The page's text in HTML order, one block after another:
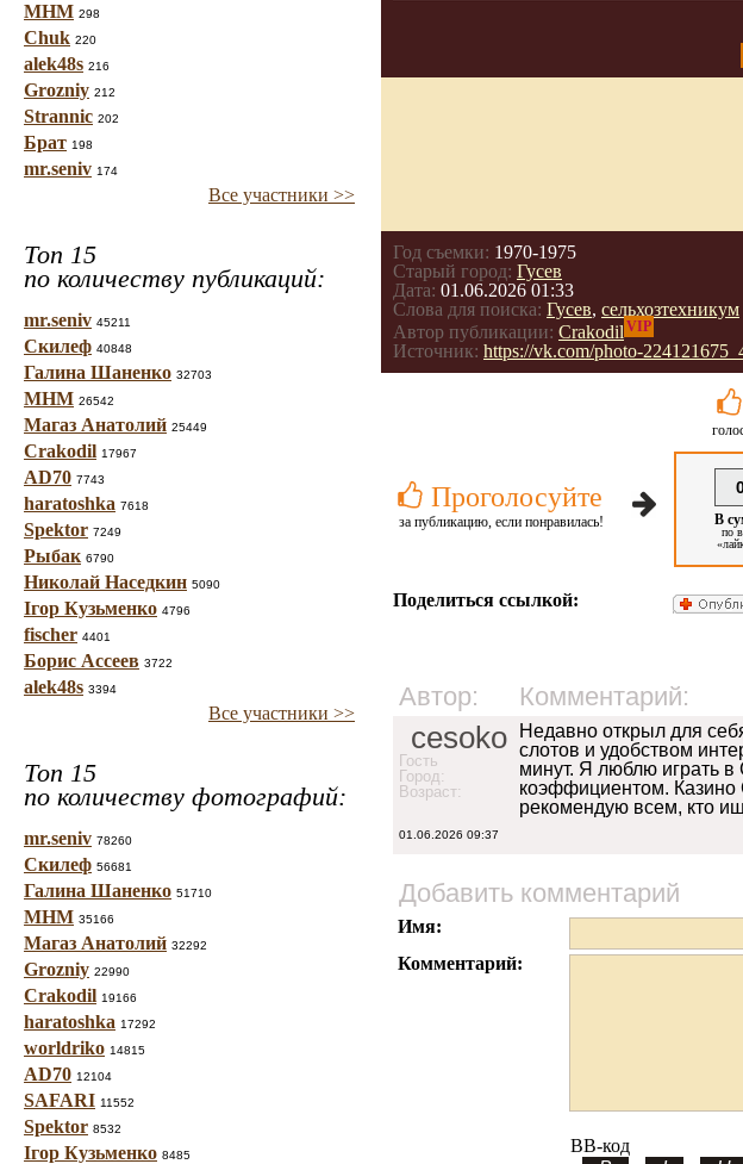
МНМ 298
Chuk 220
alek48s 216
Grozniy 212
Strannic 202
Брат 198
mr.seniv 174
Все участники >>
Топ 15
по количеству публикаций:
mr.seniv 45211
Скилеф 40848
Галина Шаненко 32703
МНМ 26542
Магаз Анатолий 25449
Crakodil 17967
AD70 7743
haratoshka 7618
Spektor 7249
Рыбак 6790
Николай Наседкин 5090
Ігор Кузьменко 4796
fischer 4401
Борис Ассеев 3722
alek48s 3394
Все участники >>
Топ 15
по количеству фотографий:
mr.seniv 78260
Скилеф 56681
Галина Шаненко 51710
МНМ 35166
Магаз Анатолий 32292
Grozniy 22990
Crakodil 19166
haratoshka 17292
worldriko 14815
AD70 12104
SAFARI 11552
Spektor 8532
Ігор Кузьменко 8485
Год съемки: 1970-1975
Старый город: Гусев
Дата: 01.06.2026 01:33
Слова для поиска: Гусев, сельхозтехникум
Автор публикации: Crakodil VIP
Источник: https://vk.com/photo-
Проголосуйте
за публикацию, если понравилась! В
по
Поделиться ссылкой:
Автор: Комментарий:
cesoko
Гость
Город:
Возраст:
Недавно открыл для
слотов и удобством
минут. Я люблю играть
коэффициентом. Казино
рекомендую всем, кто
01.06.2026 09:37
Добавить комментарий
Имя:
Комментарий:
BB-код